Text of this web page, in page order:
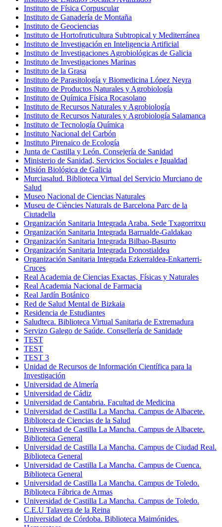
Instituto de Física Corpuscular
Instituto de Ganadería de Montaña
Instituto de Geociencias
Instituto de Hortofruticultura Subtropical y Mediterránea
Instituto de Investigación en Inteligencia Artificial
Instituto de Investigaciones Agrobiológicas de Galicia
Instituto de Investigaciones Marinas
Instituto de la Grasa
Instituto de Parasitología y Biomedicina López Neyra
Instituto de Productos Naturales y Agrobiología
Instituto de Química Física Rocasolano
Instituto de Recursos Naturales y Agrobiología
Instituto de Recursos Naturales y Agrobiología Salamanca
Instituto de Tecnología Química
Instituto Nacional del Carbón
Instituto Pirenaico de Ecología
Junta de Castilla y León. Consejería de Sanidad
Ministerio de Sanidad, Servicios Sociales e Igualdad
Misión Biológica de Galicia
Murciasalud. Biblioteca Virtual del Servicio Murciano de
Salud
Museo Nacional de Ciencias Naturales
Museu de Ciències Naturals de Barcelona Parc de la
Ciutadella
Organización Sanitaria Integrada Araba. Sede Txagorritxu
Organización Sanitaria Integrada Barrualde-Galdakao
Organización Sanitaria Integrada Bilbao-Basurto
Organización Sanitaria Integrada Donostialdea
Organización Sanitaria Integrada Ezkerraldea-Enkarterri-
Cruces
Real Academia de Ciencias Exactas, Físicas y Naturales
Real Academia Nacional de Farmacia
Real Jardín Botánico
Red de Salud Mental de Bizkaia
Residencia de Estudiantes
Saludteca. Biblioteca Virtual Sanitaria de Extremadura
Servizo Galego de Saúde. Consellería de Sanidade
TEST
TEST
TEST 3
Unidad de Recursos de Información Científica para la
Investigación
Universidad de Almería
Universidad de Cádiz
Universidad de Cantabria. Facultad de Medicina
Universidad de Castilla La Mancha. Campus de Albacete.
Biblioteca de Ciencias de la Salud
Universidad de Castilla La Mancha. Campus de Albacete.
Biblioteca General
Universidad de Castilla La Mancha. Campus de Ciudad Real.
Biblioteca General
Universidad de Castilla La Mancha. Campus de Cuenca.
Biblioteca General
Universidad de Castilla La Mancha. Campus de Toledo.
Biblioteca Fábrica de Armas
Universidad de Castilla La Mancha. Campus de Toledo.
C.E.U Talavera de la Reina
Universidad de Córdoba. Biblioteca Maimónides.